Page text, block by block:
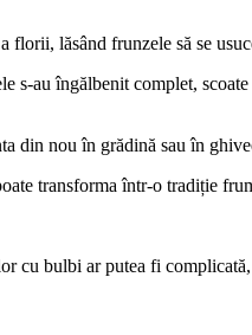
florii, lăsând frunzele să se
s-au îngălbenit complet,
din nou în grădină sau în
transforma într-o tradiție
cu bulbi ar putea fi